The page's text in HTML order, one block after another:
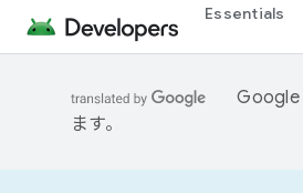
Essentials
Google
ます。